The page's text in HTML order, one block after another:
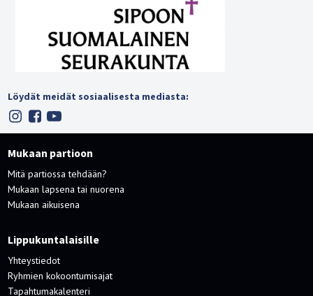
Löydät meidät sosiaalisesta mediasta:
Mukaan partioon
Mitä partiossa tehdään?
Mukaan lapsena tai nuorena
Mukaan aikuisena
Lippukuntalaisille
Yhteystiedot
Ryhmien kokoontumisajat
Tapahtumakalenteri